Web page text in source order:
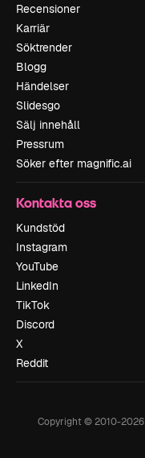
Recensioner
Karriär
Söktrender
Blogg
Händelser
Slidesgo
Sälj innehåll
Pressrum
Söker efter magnific.ai
Kontakta oss
Kundstöd
Instagram
YouTube
LinkedIn
TikTok
Discord
X
Reddit
Copyright © 2010-2026